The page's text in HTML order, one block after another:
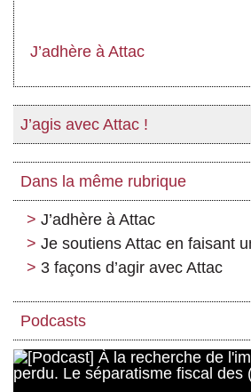
J’adhère à Attac
J’agis avec Attac !
Dans la même rubrique
J’adhère à Attac
Je soutiens Attac en faisant
3 façons d’agir avec Attac
Podcasts